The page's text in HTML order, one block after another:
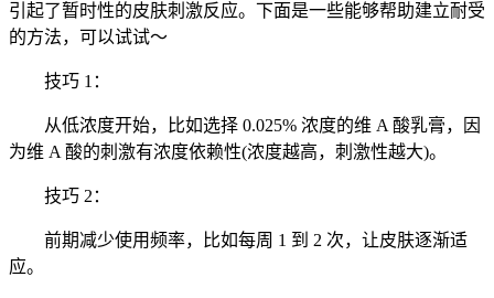
引起了暂时性的皮肤刺激反应。下面是一些能够帮助建立耐受
的方法，可以试试～
技巧 1：
从低浓度开始，比如选择 0.025% 浓度的维 A 酸乳膏，因
为维 A 酸的刺激有浓度依赖性(浓度越高，刺激性越大)。
技巧 2：
前期减少使用频率，比如每周 1 到 2 次，让皮肤逐渐适
应。